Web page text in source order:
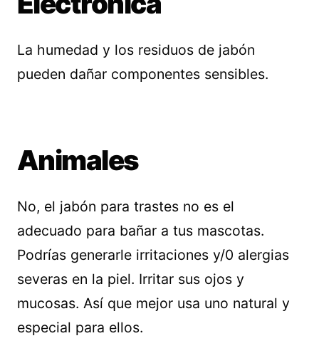
La humedad y los residuos de jabón
pueden dañar componentes sensibles.
Animales
No, el jabón para trastes no es el
adecuado para bañar a tus mascotas.
Podrías generarle irritaciones y/0 alergias
severas en la piel. Irritar sus ojos y
mucosas. Así que mejor usa uno natural y
especial para ellos.